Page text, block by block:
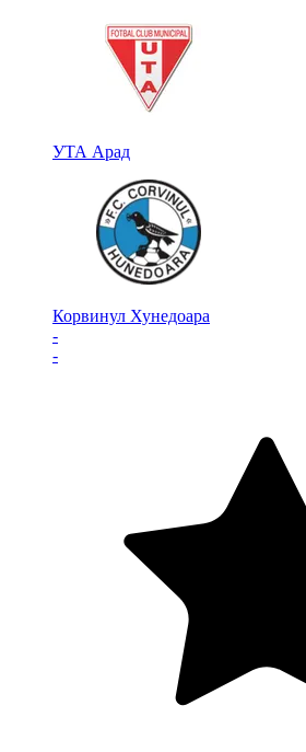
УТА Арад
Корвинул Хунедоара
-
-